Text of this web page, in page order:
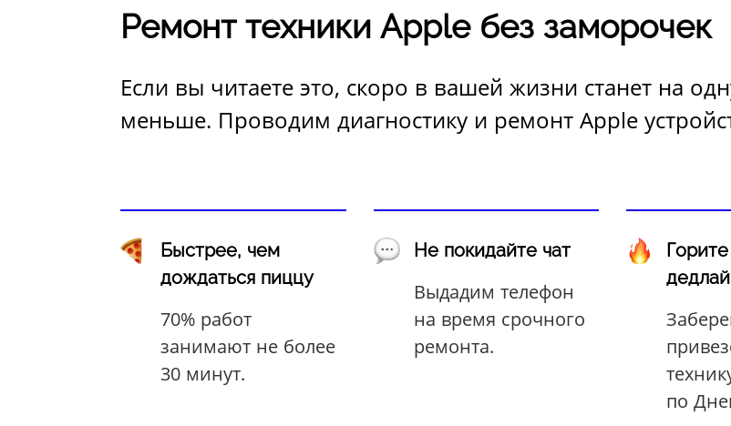
Ремонт техники Apple без заморочек
Если вы читаете это, скоро в вашей жизни станет на
меньше. Проводим диагностику и ремонт Apple
Быстрее, чем
дождаться пиццу
70% работ
занимают не более
30 минут.
Не покидайте чат
Выдадим телефон
на время срочного
ремонта.
по